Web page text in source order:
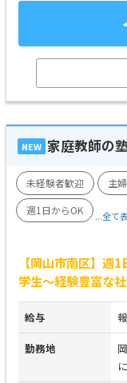
NEW 家庭教師の
未経験者歓迎 主
週1日からOK
...全て
【岡山市南区】週
学生～経験豊富な
給与
勤務地